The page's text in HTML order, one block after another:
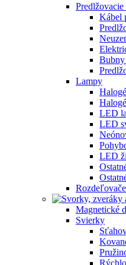
Predlžovacie
Kábel
Lampy
LED
LED
LED
Magnetické
Svierky